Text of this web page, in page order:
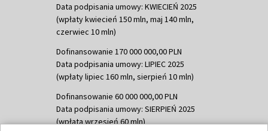
Data podpisania umowy: KWIECIEŃ 2025
(wpłaty kwiecień 150 mln, maj 140 mln,
czerwiec 10 mln)
Dofinansowanie 170 000 000,00 PLN
Data podpisania umowy: LIPIEC 2025
(wpłaty lipiec 160 mln, sierpień 10 mln)
Dofinansowanie 60 000 000,00 PLN
Data podpisania umowy: SIERPIEŃ 2025
(wpłata wrzesień 60 mln)